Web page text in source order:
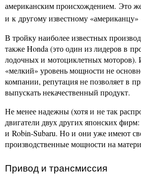
американским происхождением. Это
и к другому известному
В тройку наиболее известных
также Honda (это один из лидеров в
лодочных и мотоциклетных моторов).
«мелкий» уровень мощности не
компании, репутация не позволяет в
выпускать некачественный продукт.
Не менее надежны (хотя и не так
двигатели двух других японских
и Robin-Subaru. Но и они уже имеют
производственные мощности на
Привод и трансмиссия